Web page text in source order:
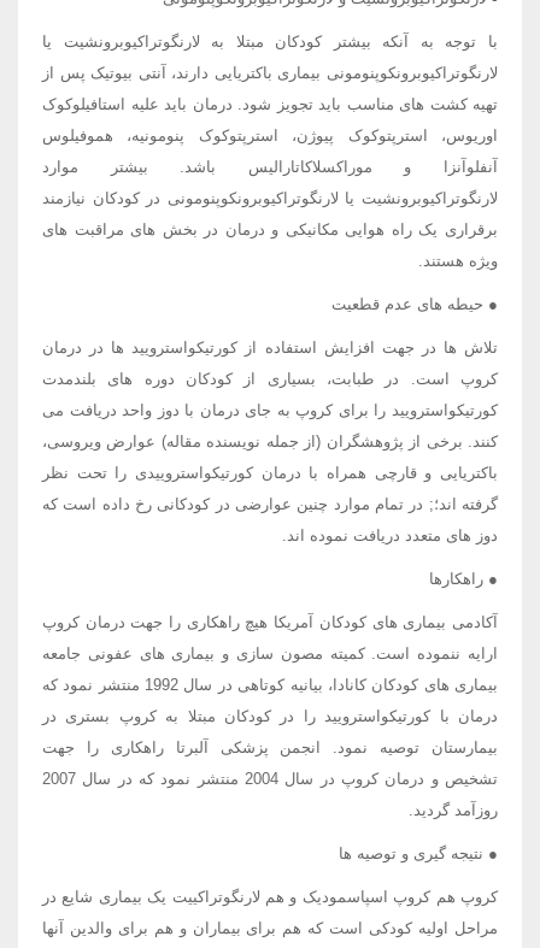
با توجه به آنکه بیشتر کودکان مبتلا به لارنگوتراکیوبرونشیت یا
لارنگوتراکیوبرونکوپنومونی بیماری باکتریایی دارند، آنتی بیوتیک پس از
تهیه کشت های مناسب باید تجویز شود. درمان باید علیه استافیلوکوک
اوریوس، استرپتوکوک پیوژن، استرپتوکوک پنومونیه، هموفیلوس
آنفلوآنزا و موراکسلاکاتارالیس باشد. بیشتر موارد
لارنگوتراکیوبرونشیت یا لارنگوتراکیوبرونکوپنومونی در کودکان نیازمند
برقراری یک راه هوایی مکانیکی و درمان در بخش های مراقبت های
ویژه هستند.
● حیطه های عدم قطعیت
تلاش ها در جهت افزایش استفاده از کورتیکواسترویید ها در درمان
کروپ است. در طبابت، بسیاری از کودکان دوره های بلندمدت
کورتیکواسترویید را برای کروپ به جای درمان با دوز واحد دریافت می
کنند. برخی از پژوهشگران (از جمله نویسنده مقاله) عوارض ویروسی،
باکتریایی و قارچی همراه با درمان کورتیکواستروییدی را تحت نظر
گرفته اند؛; در تمام موارد چنین عوارضی در کودکانی رخ داده است که
دوز های متعدد دریافت نموده اند.
● راهکارها
آکادمی بیماری های کودکان آمریکا هیچ راهکاری را جهت درمان کروپ
ارایه ننموده است. کمیته مصون سازی و بیماری های عفونی جامعه
بیماری های کودکان کانادا، بیانیه کوتاهی در سال 1992 منتشر نمود که
درمان با کورتیکواسترویید را در کودکان مبتلا به کروپ بستری در
بیمارستان توصیه نمود. انجمن پزشکی آلبرتا راهکاری را جهت
تشخیص و درمان کروپ در سال 2004 منتشر نمود که در سال 2007
روزآمد گردید.
● نتیجه گیری و توصیه ها
کروپ هم کروپ اسپاسمودیک و هم لارنگوتراکییت یک بیماری شایع در
مراحل اولیه کودکی است که هم برای بیماران و هم برای والدین آنها